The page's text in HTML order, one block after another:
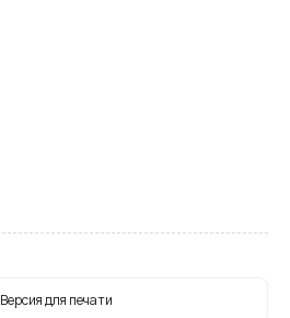
Версия для печати